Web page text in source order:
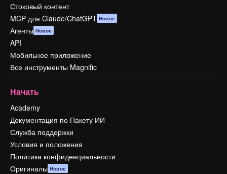
Стоковый контент
MCP для Claude/ChatGPT Новое
Агенты Новое
API
Мобильное приложение
Все инструменты Magnific
Начать
Academy
Документация по Пакету ИИ
Служба поддержки
Условия и положения
Политика конфиденциальности
Оригиналы Новое